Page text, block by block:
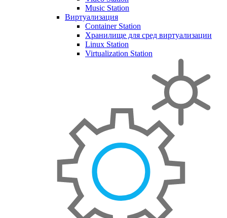
Music Station
Виртуализация
Container Station
Хранилище для сред виртуализации
Linux Station
Virtualization Station